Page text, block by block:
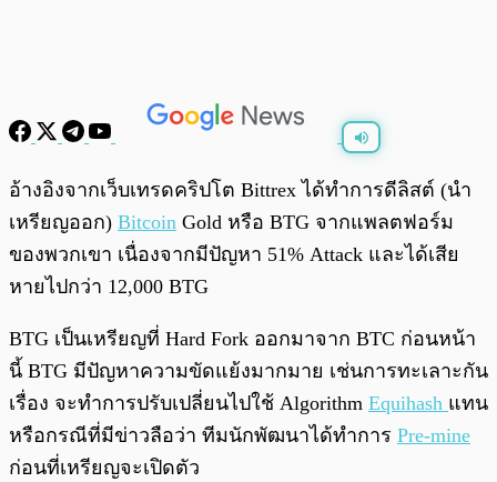
พร้อมเล่น 0:00/ 0:00
อ้างอิงจากเว็บเทรดคริปโต Bittrex ได้ทำการดีลิสต์ (นำ
เหรียญออก) Bitcoin Gold หรือ BTG จากแพลตฟอร์ม
ของพวกเขา เนื่องจากมีปัญหา 51% Attack และได้เสีย
หายไปกว่า 12,000 BTG
BTG เป็นเหรียญที่ Hard Fork ออกมาจาก BTC ก่อนหน้า
นี้ BTG มีปัญหาความขัดแย้งมากมาย เช่นการทะเลาะกัน
เรื่อง จะทำการปรับเปลี่ยนไปใช้ Algorithm Equihash แทน
หรือกรณีที่มีข่าวลือว่า ทีมนักพัฒนาได้ทำการ Pre-mine
ก่อนที่เหรียญจะเปิดตัว